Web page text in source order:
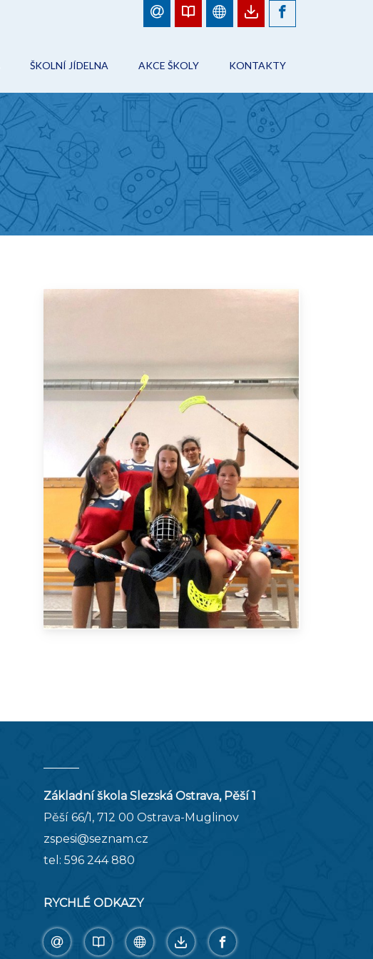
ŠKOLNÍ JÍDELNA
OBJEDNÁVKY JÍDEL
ŘÁD ŠKOLNÍHO STRAVOVÁNÍ
INFORMACE
KONTAKTY
AKCE ŠKOLY
FOTOGALERIE
PLÁN AKCÍ
AKCE ŠKOLY
KONTAKTY
ŠKOLA
PRACOVNÍCI ŠKOLY
ŠKOLNÍ JÍDELNA
ŠKOLNÍ DRUŽINA
Základní škola Slezská Ostrava, Pěší 1
Pěší 66/1, 712 00 Ostrava-Muglinov
zspesi@seznam.cz
tel: 596 244 880
RYCHLÉ ODKAZY